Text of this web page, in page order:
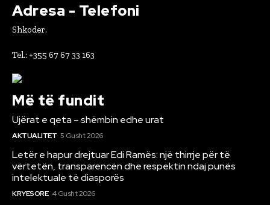
Adresa - Telefoni
Shkoder.
Tel.: +355 67 67 33 163
Më të fundit
Ujërat e qeta – shëmbin edhe urat
AKTUALITET 5 Gusht 2026
Letër e hapur drejtuar Edi Ramës: një thirrje për të
vërtetën, transparencën dhe respektin ndaj punës
intelektuale të diasporës
KRYESORE 4 Gusht 2026